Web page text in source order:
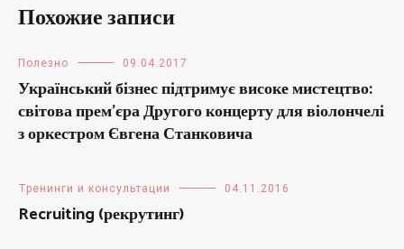
Похожие записи
Полезно 09.04.2017
Український бізнес підтримує високе мистецтво:
світова прем’єра Другого концерту для віолончелі
з оркестром Євгена Станковича
Тренинги и консультации 04.11.2016
Recruiting (рекрутинг)